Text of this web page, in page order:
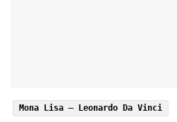
Mona Lisa – Leonardo Da Vinci